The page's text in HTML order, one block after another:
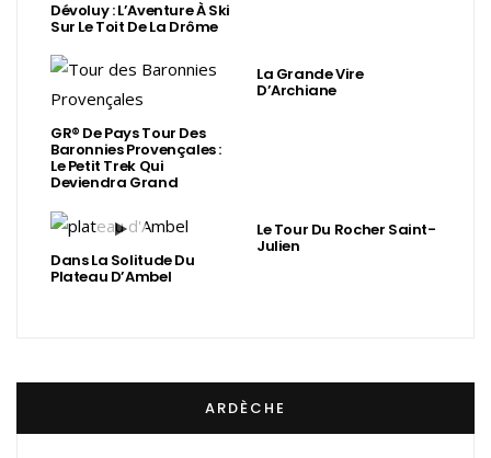
Dévoluy : L’Aventure À Ski
Sur Le Toit De La Drôme
GR® De Pays Tour Des
Baronnies Provençales :
Le Petit Trek Qui
Deviendra Grand
La Grande Vire
D’Archiane
Dans La Solitude Du
Plateau D’Ambel
Le Tour Du Rocher Saint-
Julien
ARDÈCHE